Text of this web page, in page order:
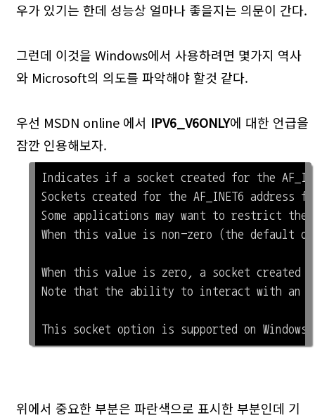
우가 있기는 한데 성능상 얼마나 좋을지는 의문이 간다.
그런데 이것을 Windows에서 사용하려면 몇가지 역사
와 Microsoft의 의도를 파악해야 할것 같다.
우선 MSDN online 에서 IPV6_V6ONLY에 대한 언급을
잠깐 인용해보자.
Indicates if a socket created for the
Sockets created for the AF_INET6 address
Some applications may want to restrict
When this value is non-zero (the default on
When this value is zero, a socket created
Note that the ability to interact with an
위에서 중요한 부분은 파란색으로 표시한 부분인데 기